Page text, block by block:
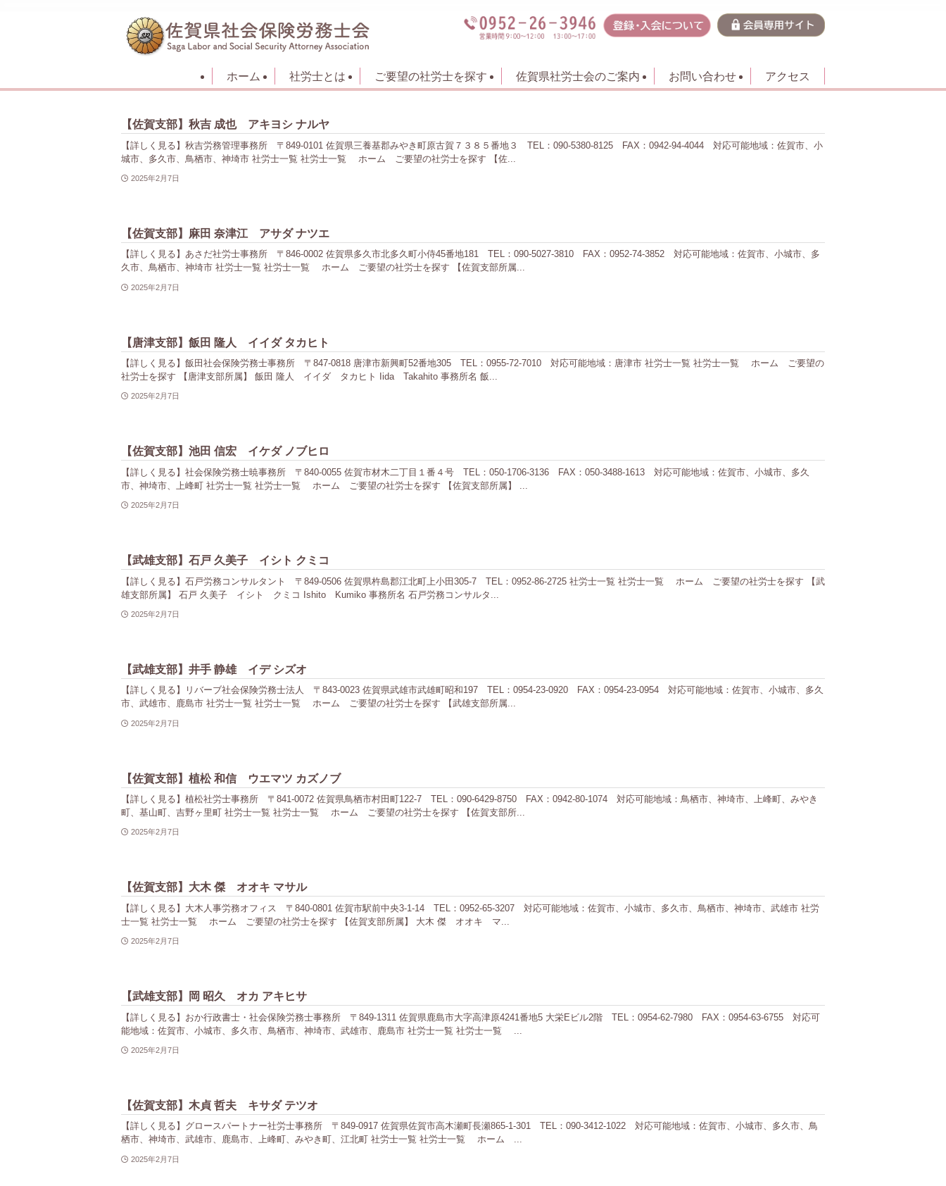
ホーム 社労士とは ご要望の社労士を探す 佐賀県社労士会のご案内 お問い合わせ アクセス
【佐賀支部】秋吉 成也 アキヨシ ナルヤ
【詳しく見る】秋吉労務管理事務所 〒849-0101 佐賀県三養基郡みやき町原古賀７３８５番地３ TEL：090-5380-8125 FAX：0942-94-4044 対応可能地域：佐賀市、小
城市、多久市、鳥栖市、神埼市 社労士一覧 社労士一覧 ホーム ご要望の社労士を探す 【佐...
2025年2月7日
【佐賀支部】麻田 奈津江 アサダ ナツエ
【詳しく見る】あさだ社労士事務所 〒846-0002 佐賀県多久市北多久町小侍45番地181 TEL：090-5027-3810 FAX：0952-74-3852 対応可能地域：佐賀市、小城市、多
久市、鳥栖市、神埼市 社労士一覧 社労士一覧 ホーム ご要望の社労士を探す 【佐賀支部所属...
2025年2月7日
【唐津支部】飯田 隆人 イイダ タカヒト
【詳しく見る】飯田社会保険労務士事務所 〒847-0818 唐津市新興町52番地305 TEL：0955-72-7010 対応可能地域：唐津市 社労士一覧 社労士一覧 ホーム ご要望の
社労士を探す 【唐津支部所属】 飯田 隆人 イイダ タカヒト Iida Takahito 事務所名 飯...
2025年2月7日
【佐賀支部】池田 信宏 イケダ ノブヒロ
【詳しく見る】社会保険労務士暁事務所 〒840-0055 佐賀市材木二丁目１番４号 TEL：050-1706-3136 FAX：050-3488-1613 対応可能地域：佐賀市、小城市、多久
市、神埼市、上峰町 社労士一覧 社労士一覧 ホーム ご要望の社労士を探す 【佐賀支部所属】 ...
2025年2月7日
【武雄支部】石戸 久美子 イシト クミコ
【詳しく見る】石戸労務コンサルタント 〒849-0506 佐賀県杵島郡江北町上小田305-7 TEL：0952-86-2725 社労士一覧 社労士一覧 ホーム ご要望の社労士を探す 【武
雄支部所属】 石戸 久美子 イシト クミコ Ishito Kumiko 事務所名 石戸労務コンサルタ...
2025年2月7日
【武雄支部】井手 静雄 イデ シズオ
【詳しく見る】リバーブ社会保険労務士法人 〒843-0023 佐賀県武雄市武雄町昭和197 TEL：0954-23-0920 FAX：0954-23-0954 対応可能地域：佐賀市、小城市、多久
市、武雄市、鹿島市 社労士一覧 社労士一覧 ホーム ご要望の社労士を探す 【武雄支部所属...
2025年2月7日
【佐賀支部】植松 和信 ウエマツ カズノブ
【詳しく見る】植松社労士事務所 〒841-0072 佐賀県鳥栖市村田町122-7 TEL：090-6429-8750 FAX：0942-80-1074 対応可能地域：鳥栖市、神埼市、上峰町、みやき
町、基山町、吉野ヶ里町 社労士一覧 社労士一覧 ホーム ご要望の社労士を探す 【佐賀支部所...
2025年2月7日
【佐賀支部】大木 傑 オオキ マサル
【詳しく見る】大木人事労務オフィス 〒840-0801 佐賀市駅前中央3-1-14 TEL：0952-65-3207 対応可能地域：佐賀市、小城市、多久市、鳥栖市、神埼市、武雄市 社労
士一覧 社労士一覧 ホーム ご要望の社労士を探す 【佐賀支部所属】 大木 傑 オオキ マ...
2025年2月7日
【武雄支部】岡 昭久 オカ アキヒサ
【詳しく見る】おか行政書士・社会保険労務士事務所 〒849-1311 佐賀県鹿島市大字高津原4241番地5 大栄Eビル2階 TEL：0954-62-7980 FAX：0954-63-6755 対応可
能地域：佐賀市、小城市、多久市、鳥栖市、神埼市、武雄市、鹿島市 社労士一覧 社労士一覧 ...
2025年2月7日
【佐賀支部】木貞 哲夫 キサダ テツオ
【詳しく見る】グロースパートナー社労士事務所 〒849-0917 佐賀県佐賀市高木瀬町長瀬865-1-301 TEL：090-3412-1022 対応可能地域：佐賀市、小城市、多久市、鳥
栖市、神埼市、武雄市、鹿島市、上峰町、みやき町、江北町 社労士一覧 社労士一覧 ホーム ...
2025年2月7日